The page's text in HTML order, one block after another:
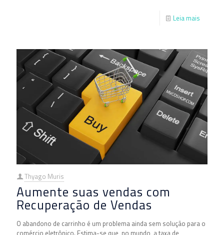
Leia mais
Thyago Muris
Aumente suas vendas com
Recuperação de Vendas
O abandono de carrinho é um problema ainda sem solução para o
comércio eletrônico. Estima-se que, no mundo, a taxa de